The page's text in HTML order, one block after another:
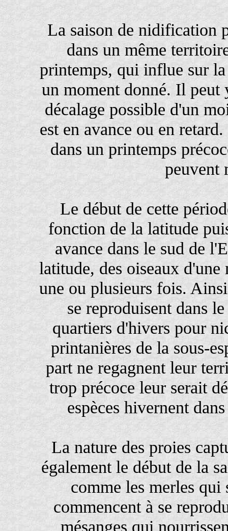
La saison de nidification
dans un même
printemps, qui influe sur
un moment donné. Il peut
décalage possible d'un
est en avance ou en
dans un printemps
peuvent
Le début de cette
fonction de la latitude
avance dans le sud de
latitude, des oiseaux d'une
une ou plusieurs fois.
se reproduisent dans
quartiers d'hivers pour
printanières de la sous-
part ne regagnent leur
trop précoce leur serait
espèces hivernent
La nature des proies
également le début de la
comme les merles qui
commencent à se
mésanges qui